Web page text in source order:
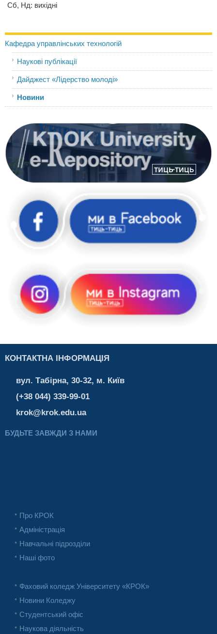
Сб, Нд: вихідні
Кафедра управлінських технологій
Наукові публікації
Дайджест «Лідерство молоді»
Новини
КОНТАКТНА ІНФОРМАЦІЯ
вул. Табірна, 30-32, м. Київ
(+38 044) 339-99-01
krok@krok.edu.ua
БУДЬТЕ ЗАВЖДИ З НАМИ
Про КРОК
Адміністрація
Навчальні підрозділи
Наші фото
Фаховий коледж Університету «КРОК»
Новини Коледжу
Студентський офіс
Наукова діяльність